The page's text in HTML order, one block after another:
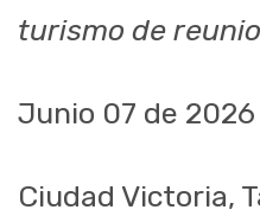
turismo de
Junio 07 de 2026
Ciudad Victoria,